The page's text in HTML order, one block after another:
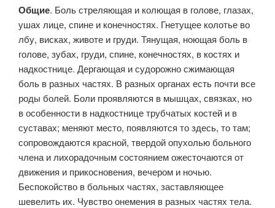
Общие. Боль стреляющая и колющая в голове, глазах,
ушах лице, спине и конечностях. Гнетущее колотье во
лбу, висках, животе и груди. Тянущая, ноющая боль в
голове, зубах, груди, спине, конечностях, в костях и
надкостнице. Дергающая и судорожно сжимающая
боль в разных частях. В разных органах есть почти все
роды болей. Боли проявляются в мышцах, связках, но
в особенности в надкостнице трубчатых костей и в
суставах; меняют место, появляются то здесь, то там;
сопровождаются красной, твердой опухолью больного
члена и лихорадочным состоянием ожесточаются от
движения и прикосновения, вечером и ночью.
Беспокойство в больных частях, заставляющее
шевелить их. Чувство онемения в разных частях тела.